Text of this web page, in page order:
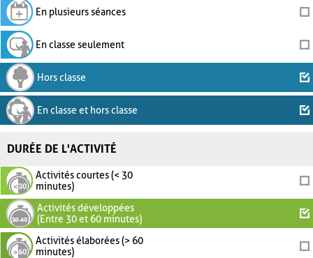
En plusieurs séances
En classe seulement
Hors classe
En classe et hors classe
DURÉE DE L'ACTIVITÉ
Activités courtes (< 30
minutes)
Activités développées
(Entre 30 et 60 minutes)
Activités élaborées (> 60
minutes)